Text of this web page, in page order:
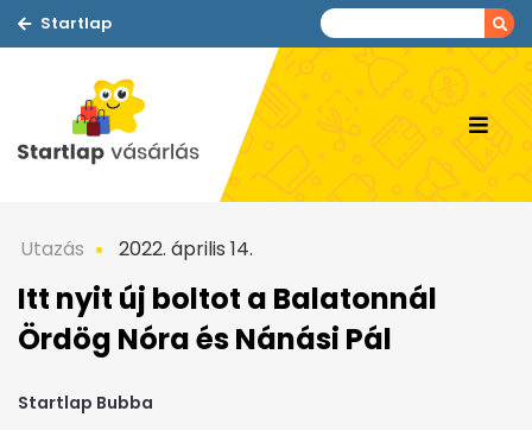
Startlap
Utazás 2022. április 14.
Itt nyit új boltot a Balatonnál
Ördög Nóra és Nánási Pál
Startlap Bubba